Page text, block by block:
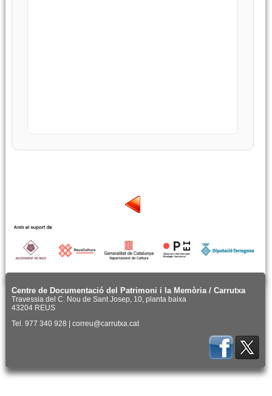
Centre de Documentació del Patrimoni i la Memòria / Carrutxa
Travessia del C. Nou de Sant Josep, 10, planta baixa
43204 REUS
Tel. 977 340 928 | correu@carrutxa.cat